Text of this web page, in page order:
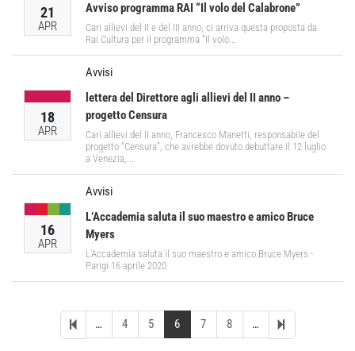
21
APR
Avviso programma RAI “Il volo del Calabrone”
Cari allievi del II e del III anno, ci arriva questa proposta da
Rai Cultura per il programma “Il volo...
18
APR
Avvisi
lettera del Direttore agli allievi del II anno –
progetto Censura
Cari allievi del II anno, Francesco Manetti, responsabile del
progetto “Censura”, che avrebbe dovuto debuttare il 12 luglio
a Venezia,...
16
APR
Avvisi
L’Accademia saluta il suo maestro e amico Bruce
Myers
L'Accademia saluta il suo maestro e amico Bruce Myers -
Parigi 16 aprile 2020
… 4 5 6 7 8 …